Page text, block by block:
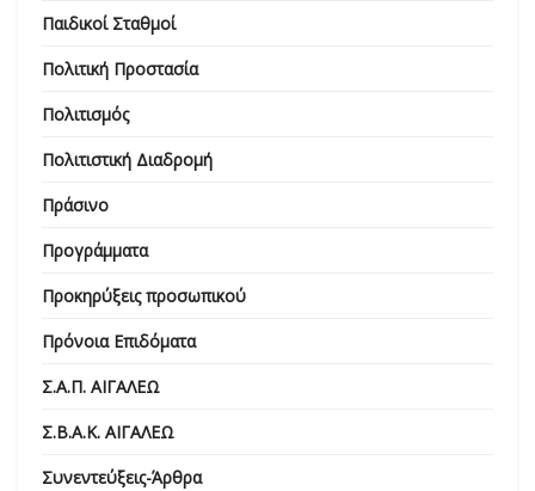
Παιδικοί Σταθμοί
Πολιτική Προστασία
Πολιτισμός
Πολιτιστική Διαδρομή
Πράσινο
Προγράμματα
Προκηρύξεις προσωπικού
Πρόνοια Επιδόματα
Σ.Α.Π. ΑΙΓΑΛΕΩ
Σ.Β.Α.Κ. ΑΙΓΑΛΕΩ
Συνεντεύξεις-Άρθρα